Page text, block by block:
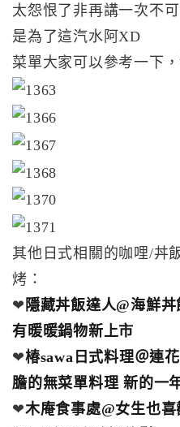
太怨恨了非再講一次不
是為了這汽水阿XD
菜單大家可以參考一下
其他日式相關的咖哩/丼
烤：
❤ 隱藏丼飯達人@海鮮
有暖暖鍋物新上市
❤椿sawa日式料理＠連
膽的無菜單料理 新的一
❤木庵食事處@女生也